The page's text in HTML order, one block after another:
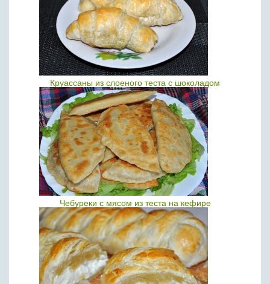
Круассаны из слоеного теста с шоколадом
Чебуреки с мясом из теста на кефире